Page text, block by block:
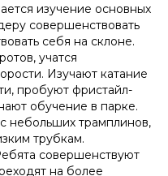
изучение основных
совершенствовать
себя на склоне.
учатся
Изучают катание
пробуют фристайл-
обучение в парке.
небольших трамплинов,
трубкам.
совершенствуют
на более